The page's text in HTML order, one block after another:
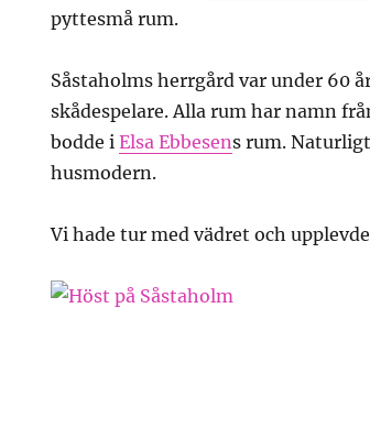
pyttesmå rum.
Såstaholms herrgård var under 60
skådespelare. Alla rum har namn
bodde iElsa Ebbesens rum.
husmodern.
Vi hade tur med vädret och